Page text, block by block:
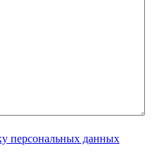
персональных данных